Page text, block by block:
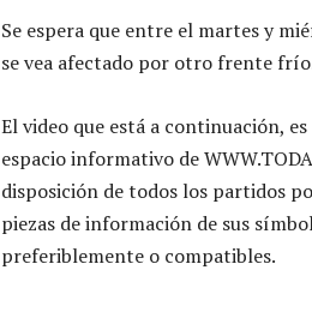
Se espera que entre el martes y
se vea afectado por otro frente
El video que está a continuación,
espacio informativo de
disposición de todos los partidos
piezas de información de sus
preferiblemente o compatibles.